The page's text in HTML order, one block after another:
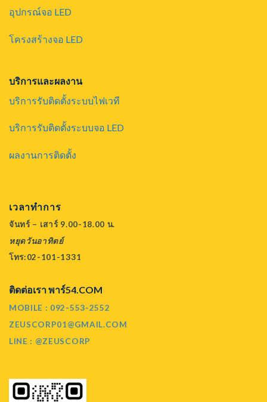
อุปกรณ์จอ LED
โครงสร้างจอ LED
บริการและผลงาน
บริการรับติดตั้งระบบไฟเวที
บริการรับติดตั้งระบบจอ LED
ผลงานการติดตั้ง
เวลาทำการ
จันทร์ – เสาร์ 9.00-18.00 น.
หยุดวันอาทิตย์
โทร:02-101-1331
ติดต่อเรา พาร์54.COM
MOBILE : 092-553-2552
ZEUSCORP01@GMAIL.COM
LINE : @ZEUSCORP